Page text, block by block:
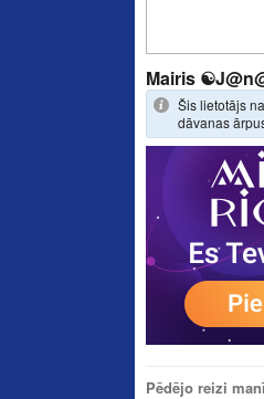
Mairis
Šis lietotājs
dāvanas
Pēdējo reizi